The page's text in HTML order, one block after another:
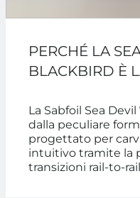
PERCHÉ LA
BLACKBIRD È
CIRCOLAZIONE
La Sabfoil Sea
dalla peculiare
progettato per
intuitivo tramite la
transizioni rail-to-